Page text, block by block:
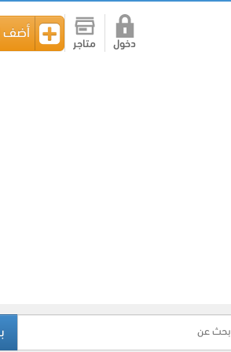
دخول متاجر
أضف